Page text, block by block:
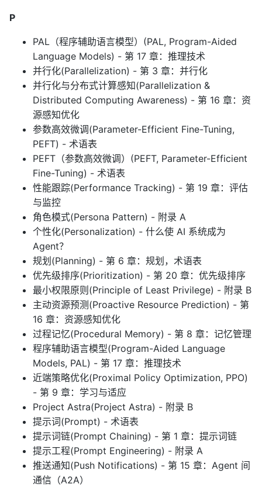
P
PAL（程序辅助语言模型）(PAL, Program-Aided
Language Models) - 第 17 章：推理技术
并行化(Parallelization) - 第 3 章：并行化
并行化与分布式计算感知(Parallelization &
Distributed Computing Awareness) - 第 16 章：资
源感知优化
参数高效微调(Parameter-Efficient Fine-Tuning,
PEFT) - 术语表
PEFT（参数高效微调）(PEFT, Parameter-Efficient
Fine-Tuning) - 术语表
性能跟踪(Performance Tracking) - 第 19 章：评估
与监控
角色模式(Persona Pattern) - 附录 A
个性化(Personalization) - 什么使 AI 系统成为
Agent？
规划(Planning) - 第 6 章：规划，术语表
优先级排序(Prioritization) - 第 20 章：优先级排序
最小权限原则(Principle of Least Privilege) - 附录 B
主动资源预测(Proactive Resource Prediction) - 第
16 章：资源感知优化
过程记忆(Procedural Memory) - 第 8 章：记忆管理
程序辅助语言模型(Program-Aided Language
Models, PAL) - 第 17 章：推理技术
近端策略优化(Proximal Policy Optimization, PPO)
- 第 9 章：学习与适应
Project Astra(Project Astra) - 附录 B
提示词(Prompt) - 术语表
提示词链(Prompt Chaining) - 第 1 章：提示词链
提示工程(Prompt Engineering) - 附录 A
推送通知(Push Notifications) - 第 15 章：Agent 间
通信（A2A）